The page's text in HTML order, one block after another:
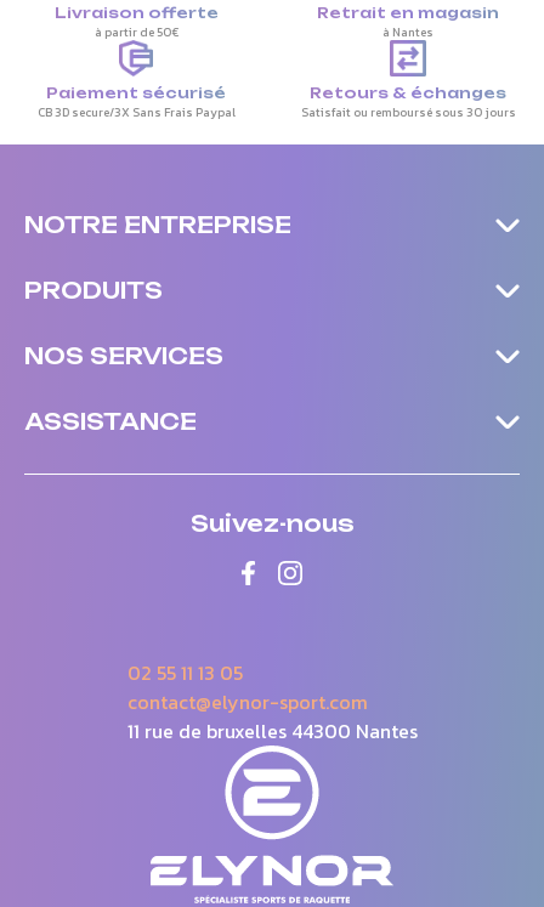
Livraison offerte
à partir de 50€
Retrait en magasin
à Nantes
Paiement sécurisé
CB 3D secure/3X Sans Frais Paypal
Retours & échanges
Satisfait ou remboursé sous 30 jours
02 55 11 13 05
contact@elynor-sport.com
11 rue de bruxelles 44300 Nantes
Suivez-nous
NOTRE ENTREPRISE
PRODUITS
NOS SERVICES
ASSISTANCE